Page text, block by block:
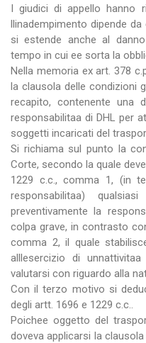
I giudici di appello hanno
llinadempimento dipende
si estende anche al
tempo in cui ee sorta la
Nella memoria ex art. 378
la clausola delle condizioni
recapito, contenente una
responsabilitaa di DHL per
soggetti incaricati del
Si richiama sul punto la
Corte, secondo la quale
1229 c.c., comma 1, (in
responsabilitaa)
preventivamente la
colpa grave, in contrasto
comma 2, il quale
alllesercizio di
valutarsi con riguardo alla
Con il terzo motivo si
degli artt. 1696 e 1229 c.c..
Poichee oggetto del
doveva applicarsi la